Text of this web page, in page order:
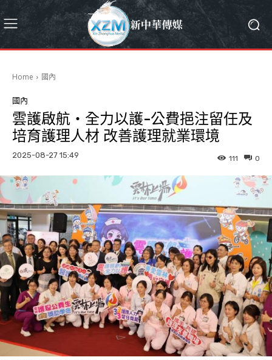
Home 國內
國內
雲護啟航‧全力以護-公費挹注留任及
培育護理人材 改善護理就業環境
2025-08-27 15:49 0
111